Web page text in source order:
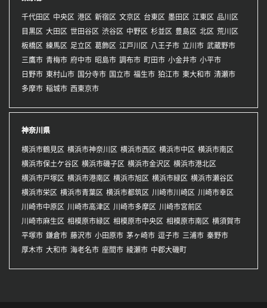
千代田区 中央区 港区 新宿区 文京区 台東区 墨田区 江東区 品川区
目黒区 大田区 世田谷区 渋谷区 中野区 杉並区 豊島区 北区 荒川区
板橋区 練馬区 足立区 葛飾区 江戸川区 八王子市 立川市 武蔵野市
三鷹市 青梅市 府中市 昭島市 調布市 町田市 小金井市 小平市
日野市 東村山市 国分寺市 国立市 福生市 狛江市 東大和市 清瀬市
多摩市 稲城市 西東京市
神奈川県
横浜市鶴見区 横浜市神奈川区 横浜市西区 横浜市中区 横浜市南区
横浜市保土ケ谷区 横浜市磯子区 横浜市金沢区 横浜市港北区
横浜市戸塚区 横浜市港南区 横浜市旭区 横浜市緑区 横浜市瀬谷区
横浜市栄区 横浜市青葉区 横浜市都筑区 川崎市川崎区 川崎市幸区
川崎市中原区 川崎市高津区 川崎市多摩区 川崎市宮前区
川崎市麻生区 相模原市緑区 相模原市中央区 相模原市南区 横須賀市
平塚市 鎌倉市 藤沢市 小田原市 茅ヶ崎市 逗子市 三浦市 秦野市
厚木市 大和市 海老名市 座間市 綾瀬市 中郡大磯町